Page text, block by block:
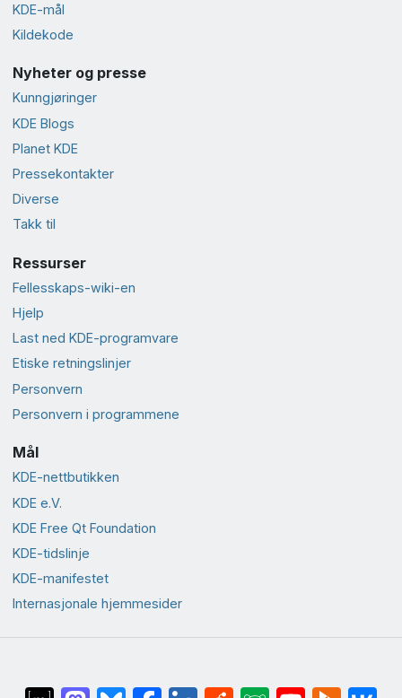
KDE-mål
Kildekode
Nyheter og presse
Kunngjøringer
KDE Blogs
Planet KDE
Pressekontakter
Diverse
Takk til
Ressurser
Fellesskaps-wiki-en
Hjelp
Last ned KDE-programvare
Etiske retningslinjer
Personvern
Personvern i programmene
Mål
KDE-nettbutikken
KDE e.V.
KDE Free Qt Foundation
KDE-tidslinje
KDE-manifestet
Internasjonale hjemmesider